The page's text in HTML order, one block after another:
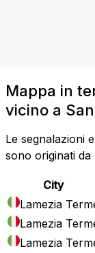
Mappa in
vicino a
Le segnalazioni
sono originati da
City
Lamezia
Lamezia
Lamezia